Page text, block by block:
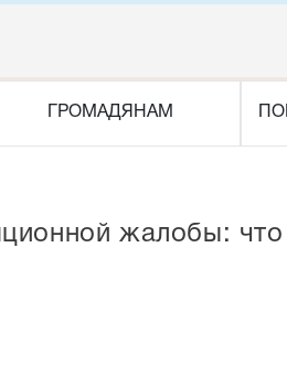
ГРОМАДЯНАМ
жалобы: что